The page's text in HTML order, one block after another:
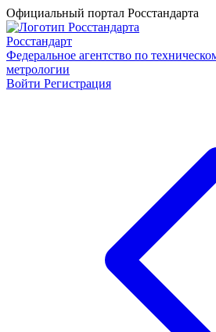
Официальный портал Росстандарта
Росстандарт
Федеральное агентство по
метрологии
Войти Регистрация